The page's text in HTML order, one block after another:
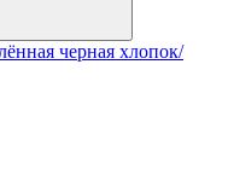
черная хлопок/